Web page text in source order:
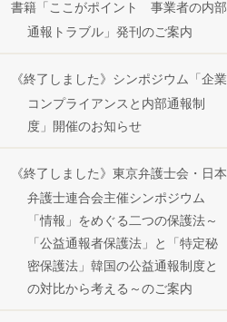
書籍「ここがポイント 事業者の内部
通報トラブル」発刊のご案内
《終了しました》シンポジウム「企業
コンプライアンスと内部通報制
度」開催のお知らせ
《終了しました》東京弁護士会・日本
弁護士連合会主催シンポジウム
「情報」をめぐる二つの保護法～
「公益通報者保護法」と「特定秘
密保護法」韓国の公益通報制度と
の対比から考える～のご案内